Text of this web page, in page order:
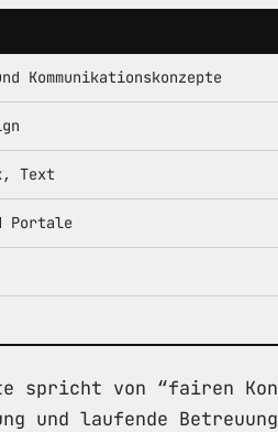
Kommunikationskonzepte
Text
Portale
von “fairen
und laufende